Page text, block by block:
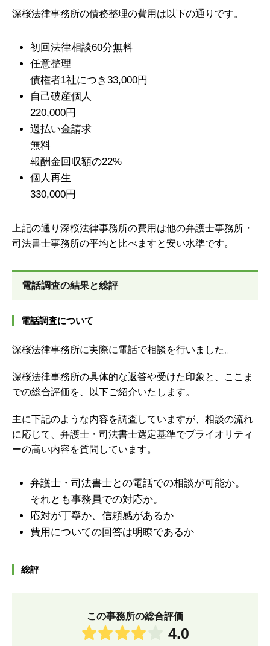
深桜法律事務所の債務整理の費用は以下の通りです。
初回法律相談60分無料
任意整理
債権者1社につき33,000円
自己破産個人
220,000円
過払い金請求
無料
報酬金回収額の22%
個人再生
330,000円
上記の通り深桜法律事務所の費用は他の弁護士事務所・
司法書士事務所の平均と比べますと安い水準です。
電話調査の結果と総評
電話調査について
深桜法律事務所に実際に電話で相談を行いました。
深桜法律事務所の具体的な返答や受けた印象と、ここま
での総合評価を、以下ご紹介いたします。
主に下記のような内容を調査していますが、 相談の流れ
に応じて、弁護士・司法書士選定基準でプライオリティ
ーの高い内容を質問しています。
弁護士・司法書士との電話での相談が可能か。
それとも事務員での対応か。
応対が丁寧か、信頼感があるか
費用についての回答は明瞭であるか
総評
この事務所の総合評価
4.0